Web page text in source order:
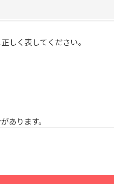
正しく表してください。
あります。